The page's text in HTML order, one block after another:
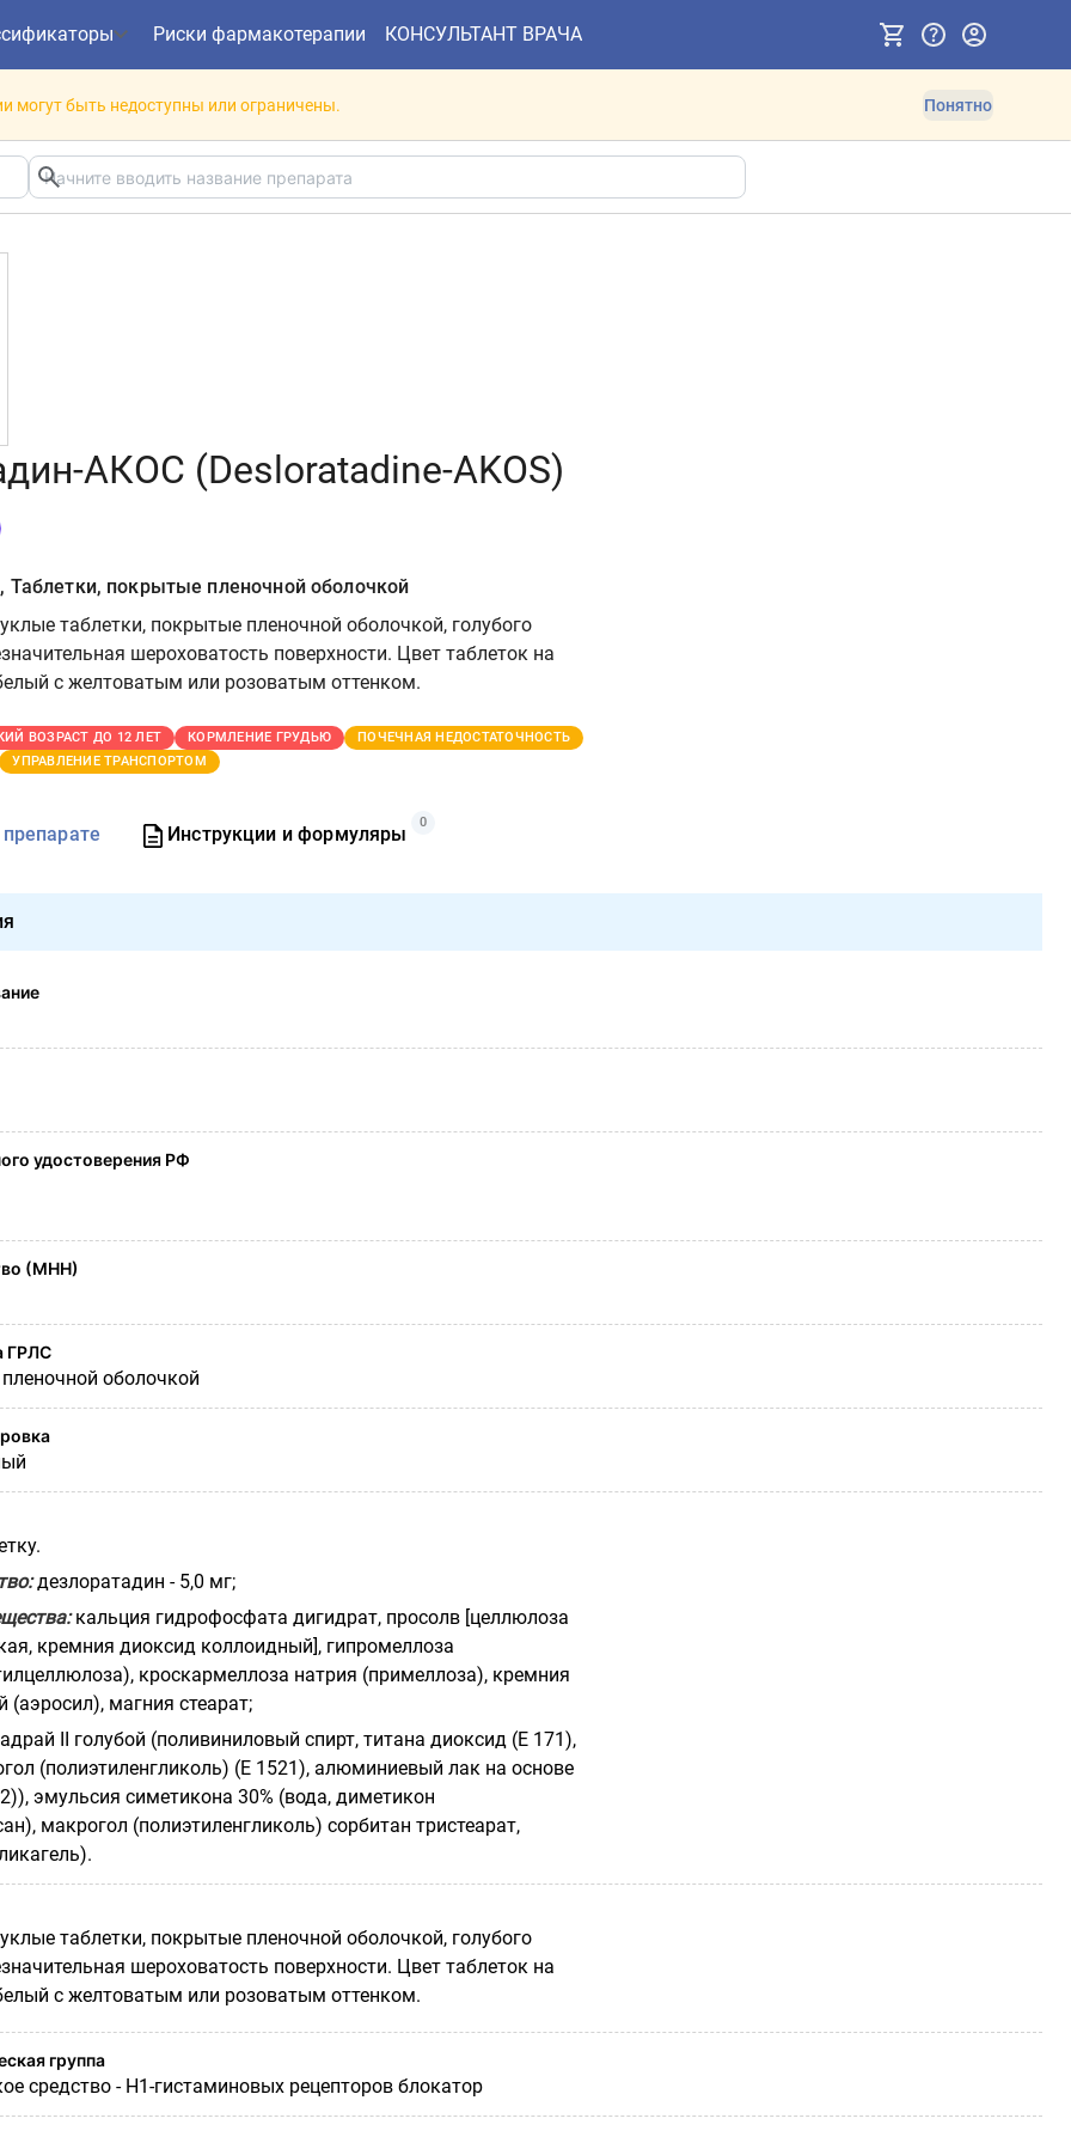
Риски фармакотерапии КОНСУЛЬТАНТ ВРАЧА
могут быть недоступны или ограничены. Понятно
АКОС (Desloratadine-AKOS)
покрытые пленочной оболочкой
таблетки, покрытые пленочной оболочкой, голубого
шероховатость поверхности. Цвет таблеток на
с желтоватым или розоватым оттенком.
ВОЗРАСТ ДО 12 ЛЕТ КОРМЛЕНИЕ ГРУДЬЮ
ПОЧЕЧНАЯ НЕДОСТАТОЧНОСТЬ
УПРАВЛЕНИЕ ТРАНСПОРТОМ
Инструкции и формуляры
0
удостоверения РФ
(МНН)
ГРЛС
оболочкой
дезлоратадин - 5,0 мг;
кальция гидрофосфата дигидрат, просолв [целлюлоза
кремния диоксид коллоидный], гипромеллоза
кроскармеллоза натрия (примеллоза), кремния
магния стеарат;
II голубой (поливиниловый спирт, титана диоксид (Е 171),
(полиэтиленгликоль) (Е 1521), алюминиевый лак на основе
2)), эмульсия симетикона 30% (вода, диметикон
макрогол (полиэтиленгликоль) сорбитан тристеарат,
таблетки, покрытые пленочной оболочкой, голубого
шероховатость поверхности. Цвет таблеток на
с желтоватым или розоватым оттенком.
группа
средство - H1-гистаминовых рецепторов блокатор